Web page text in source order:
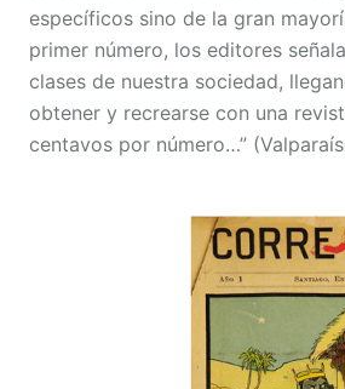
específicos sino de la gran
primer número, los editores
clases de nuestra sociedad,
obtener y recrearse con una
centavos por número…”